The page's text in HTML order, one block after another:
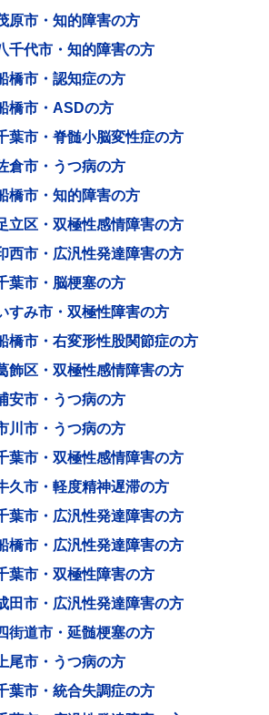
市・知的障害の方
代市・知的障害の方
市・認知症の方
橋市・ASDの方
市・脊髄小脳変性症の方
市・うつ病の方
市・知的障害の方
区・双極性感情障害の方
市・広汎性発達障害の方
市・脳梗塞の方
み市・双極性障害の方
市・右変形性股関節症の方
区・双極性感情障害の方
市・うつ病の方
市・うつ病の方
市・双極性感情障害の方
市・軽度精神遅滞の方
市・広汎性発達障害の方
市・広汎性発達障害の方
市・双極性障害の方
市・広汎性発達障害の方
道市・延髄梗塞の方
市・うつ病の方
市・統合失調症の方